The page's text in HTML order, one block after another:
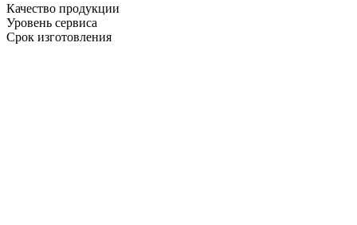
Качество продукции
Уровень сервиса
Срок изготовления